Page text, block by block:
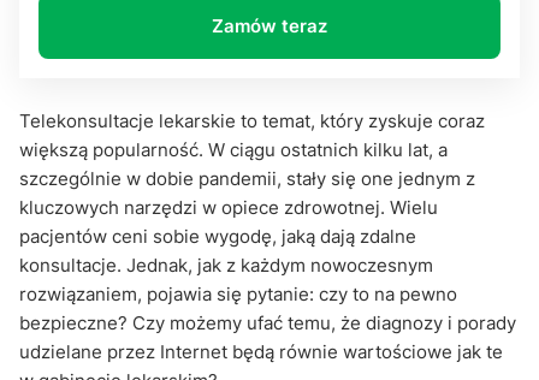
Zaufanie do lekarza
Przyszłość telekonsultacji
Podsumowanie
Zamów teraz
Telekonsultacje lekarskie to temat, który zyskuje coraz
większą popularność. W ciągu ostatnich kilku lat, a
szczególnie w dobie pandemii, stały się one jednym z
kluczowych narzędzi w opiece zdrowotnej. Wielu
pacjentów ceni sobie wygodę, jaką dają zdalne
konsultacje. Jednak, jak z każdym nowoczesnym
rozwiązaniem, pojawia się pytanie: czy to na pewno
bezpieczne? Czy możemy ufać temu, że diagnozy i porady
udzielane przez Internet będą równie wartościowe jak te